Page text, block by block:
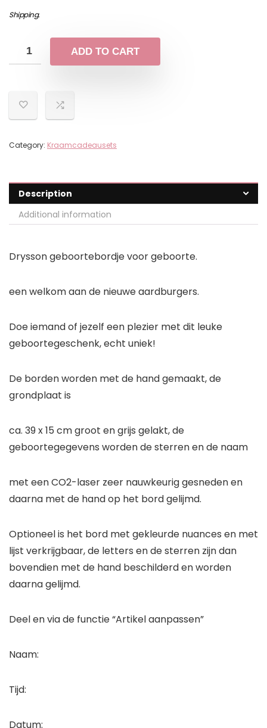
Shipping.
ADD TO CART
Category: Kraamcadeausets
Description
Additional information
Drysson geboortebordje voor geboorte.
een welkom aan de nieuwe aardburgers.
Doe iemand of jezelf een plezier met dit leuke
geboortegeschenk, echt uniek!
De borden worden met de hand gemaakt, de
grondplaat is
ca. 39 x 15 cm groot en grijs gelakt, de
geboortegegevens worden de sterren en de naam
met een CO2-laser zeer nauwkeurig gesneden en
daarna met de hand op het bord gelijmd.
Optioneel is het bord met gekleurde nuances en met
lijst verkrijgbaar, de letters en de sterren zijn dan
bovendien met de hand beschilderd en worden
daarna gelijmd.
Deel en via de functie “Artikel aanpassen”
Naam:
Tijd:
Datum: